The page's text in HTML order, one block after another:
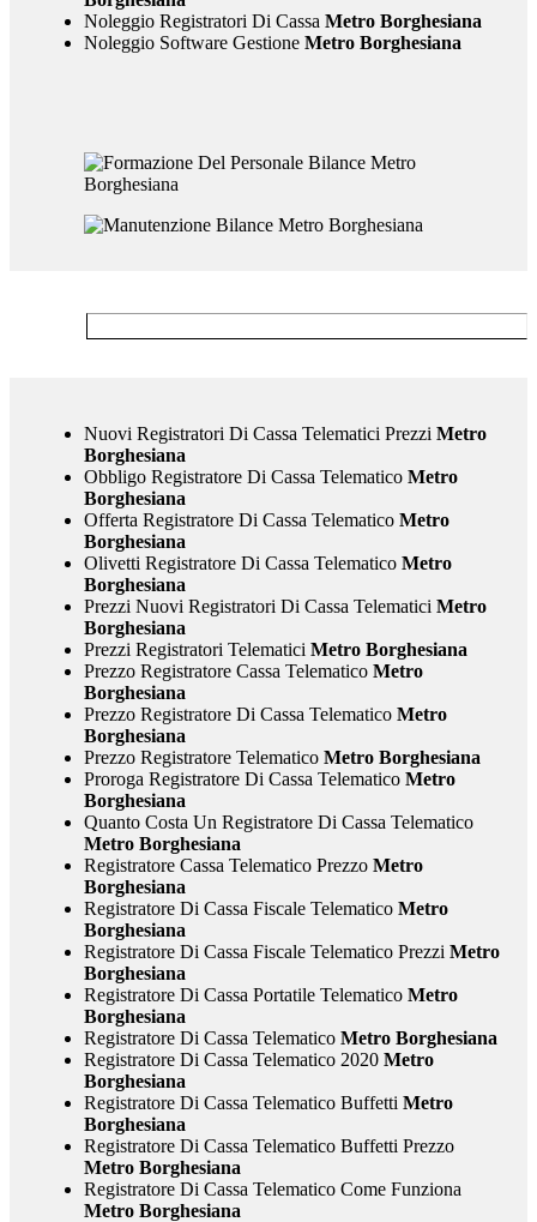
Noleggio Registratori Di Cassa Metro Borghesiana
Noleggio Software GestioneMetro Borghesiana
Nuovi Registratori Di Cassa Telematici Prezzi Metro
Borghesiana
Obbligo Registratore Di Cassa TelematicoMetro
Borghesiana
Offerta Registratore Di Cassa TelematicoMetro
Borghesiana
Olivetti Registratore Di Cassa TelematicoMetro
Borghesiana
Prezzi Nuovi Registratori Di Cassa Telematici Metro
Borghesiana
Prezzi Registratori Telematici Metro Borghesiana
Prezzo Registratore Cassa TelematicoMetro
Borghesiana
Prezzo Registratore Di Cassa TelematicoMetro
Borghesiana
Prezzo Registratore TelematicoMetro Borghesiana
Proroga Registratore Di Cassa TelematicoMetro
Borghesiana
Quanto Costa Un Registratore Di Cassa Telematico
Metro Borghesiana
Registratore Cassa Telematico PrezzoMetro
Borghesiana
Registratore Di Cassa Fiscale TelematicoMetro
Borghesiana
Registratore Di Cassa Fiscale Telematico Prezzi Metro
Borghesiana
Registratore Di Cassa Portatile TelematicoMetro
Borghesiana
Registratore Di Cassa TelematicoMetro Borghesiana
Registratore Di Cassa Telematico 2020Metro
Borghesiana
Registratore Di Cassa Telematico Buffetti Metro
Borghesiana
Registratore Di Cassa Telematico Buffetti Prezzo
Metro Borghesiana
Registratore Di Cassa Telematico Come Funziona
Metro Borghesiana